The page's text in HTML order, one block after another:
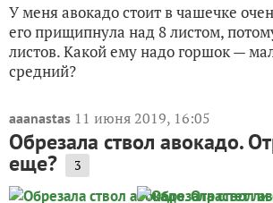
У меня авокадо стоит в чашечке
его прищипнула над 8 листом,
листов. Какой ему надо горшок —
средний?
aaanastas 11 июня 2019, 16:05
Обрезала ствол авокадо.
еще? 3